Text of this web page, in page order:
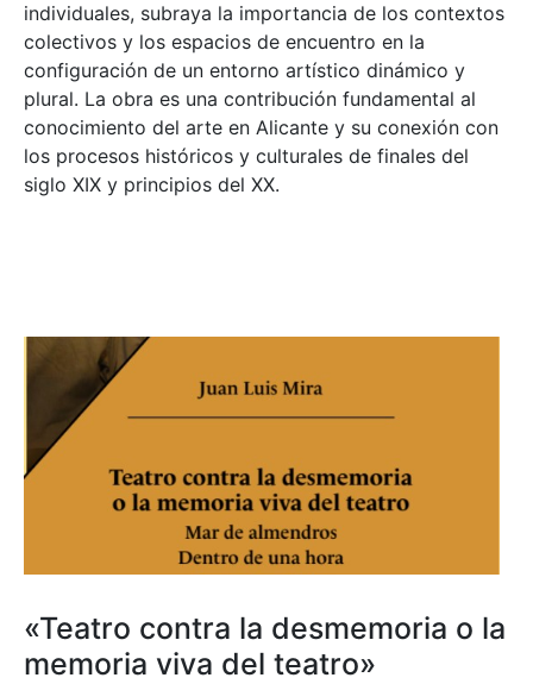
individuales, subraya la importancia de los contextos
colectivos y los espacios de encuentro en la
configuración de un entorno artístico dinámico y
plural. La obra es una contribución fundamental al
conocimiento del arte en Alicante y su conexión con
los procesos históricos y culturales de finales del
siglo XIX y principios del XX.
«Teatro contra la desmemoria o la
memoria viva del teatro»